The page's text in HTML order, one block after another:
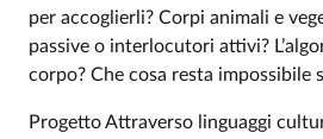
per accoglierli? Corpi animali e
passive o interlocutori attivi?
corpo? Che cosa resta impossibile
Progetto Attraverso linguaggi